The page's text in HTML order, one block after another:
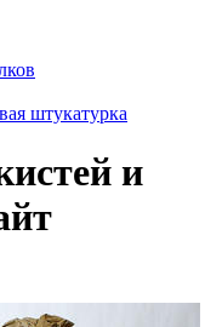
штукатурка
и